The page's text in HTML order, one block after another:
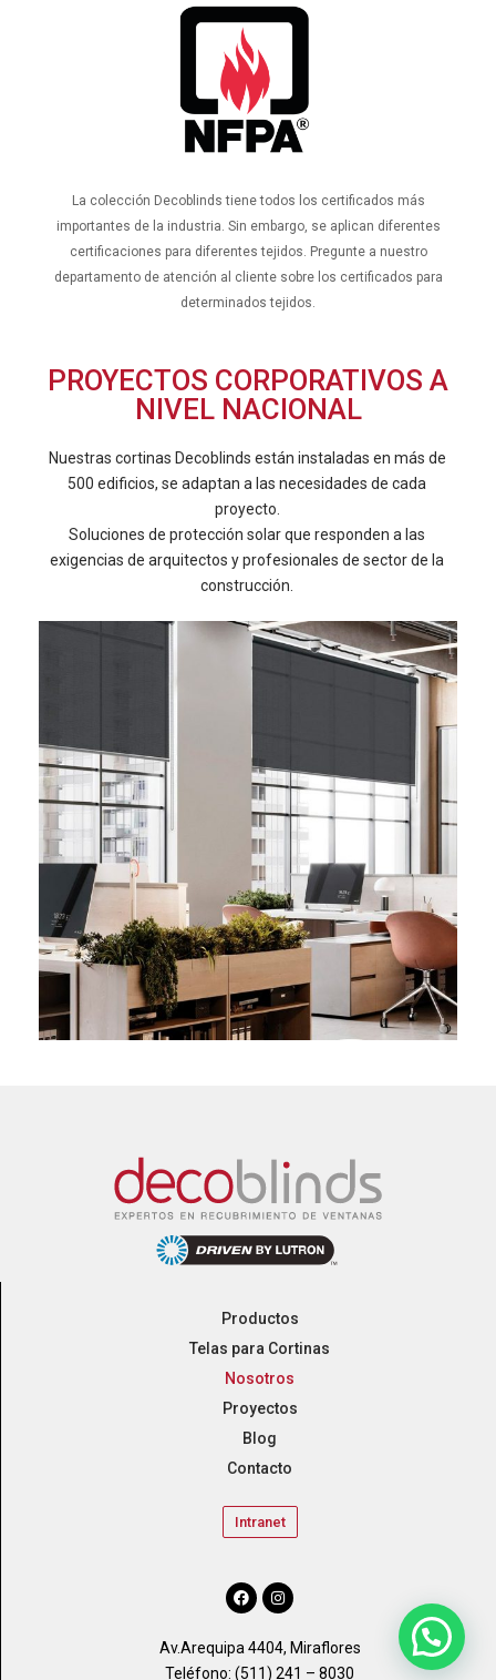
La colección Decoblinds tiene todos los certificados más
importantes de la industria. Sin embargo, se aplican diferentes
certificaciones para diferentes tejidos. Pregunte a nuestro
departamento de atención al cliente sobre los certificados para
determinados tejidos.
PROYECTOS CORPORATIVOS A
NIVEL NACIONAL
Nuestras cortinas Decoblinds están instaladas en más de
500 edificios, se adaptan a las necesidades de cada
proyecto.
Soluciones de protección solar que responden a las
exigencias de arquitectos y profesionales de sector de la
construcción.
Productos
Telas para Cortinas
Nosotros
Proyectos
Blog
Contacto
Intranet
Av.Arequipa 4404, Miraflores
Teléfono: (511) 241 – 8030